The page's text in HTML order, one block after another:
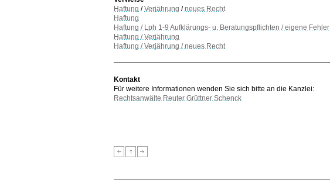
Haftung /Verjährung /neues Recht
Haftung
Haftung / Lph 1-9 Aufklärungs- u. Beratungspflichten / eigene Fehler
Haftung / Verjährung
Haftung / Verjährung / neues Recht
Kontakt
Für weitere Informationen wenden Sie sich bitte an die Kanzlei:
Rechtsanwälte Reuter Grüttner Schenck